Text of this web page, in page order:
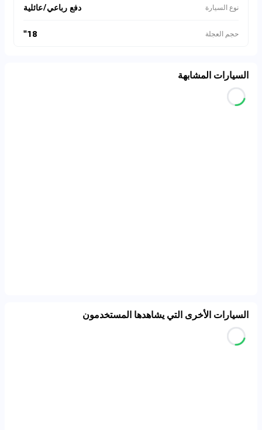
نوع السيارة دفع رباعي/عائلية
حجم العجلة 18"
السيارات المشابهة
السيارات الأخرى التي يشاهدها المستخدمون